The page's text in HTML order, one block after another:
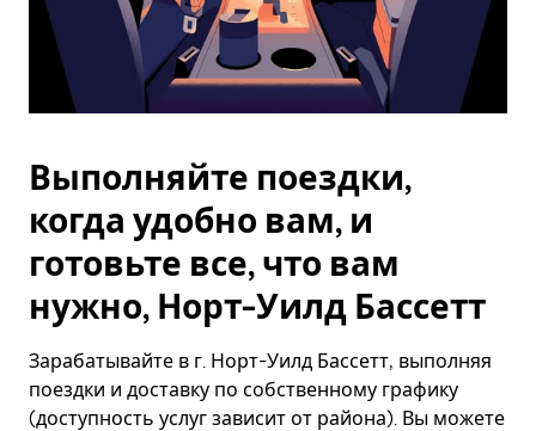
Выполняйте поездки,
когда удобно вам, и
готовьте все, что вам
нужно, Норт-Уилд Бассетт
Зарабатывайте в г. Норт-Уилд Бассетт, выполняя
поездки и доставку по собственному графику
(доступность услуг зависит от района). Вы можете